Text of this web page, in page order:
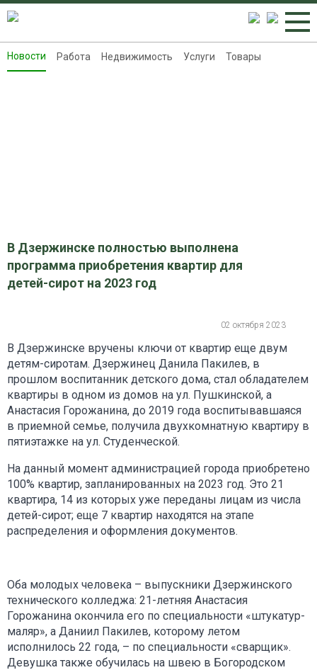
Новости
Новости Работа Недвижимость Услуги Товары
В Дзержинске полностью выполнена
программа приобретения квартир для
детей-сирот на 2023 год
02 октября 2023
В Дзержинске вручены ключи от квартир еще двум
детям-сиротам. Дзержинец Данила Пакилев, в
прошлом воспитанник детского дома, стал обладателем
квартиры в одном из домов на ул. Пушкинской, а
Анастасия Горожанина, до 2019 года воспитывавшаяся
в приемной семье, получила двухкомнатную квартиру в
пятиэтажке на ул. Студенческой.
На данный момент администрацией города приобретено
100% квартир, запланированных на 2023 год. Это 21
квартира, 14 из которых уже переданы лицам из числа
детей-сирот; еще 7 квартир находятся на этапе
распределения и оформления документов.
Оба молодых человека – выпускники Дзержинского
технического колледжа: 21-летняя Анастасия
Горожанина окончила его по специальности «штукатур-
маляр», а Даниил Пакилев, которому летом
исполнилось 22 года, – по специальности «сварщик».
Девушка также обучилась на швею в Богородском